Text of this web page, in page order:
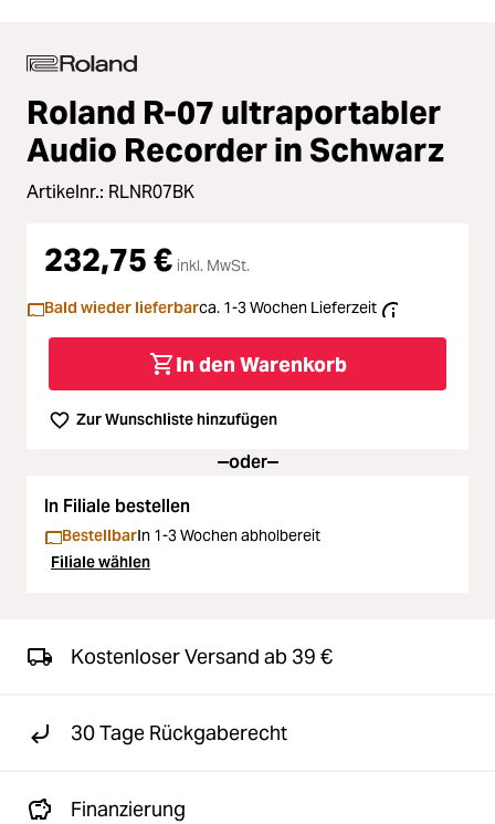
Roland R-07 ultraportabler
Audio Recorder in Schwarz
Artikelnr.: RLNR07BK
232,75 € inkl. MwSt.
Bald wieder lieferbarca. 1-3 Wochen Lieferzeit
In den Warenkorb
Zur Wunschliste hinzufügen
oder
In Filiale bestellen
BestellbarIn 1-3 Wochen abholbereit
Filiale wählen
Kostenloser Versand ab 39 €
30 Tage Rückgaberecht
Finanzierung